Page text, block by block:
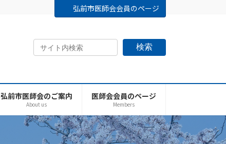
弘前市医師会会員のページ
検索
弘前市医師会のご案内
About us
医師会会員のページ
Members